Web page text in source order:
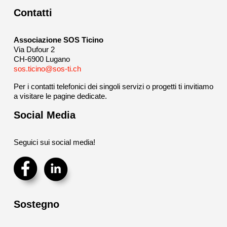
Contatti
Associazione SOS Ticino
Via Dufour 2
CH-6900 Lugano
sos.ticino@sos-ti.ch
Per i contatti telefonici dei singoli servizi o progetti ti invitiamo
a visitare le pagine dedicate.
Social Media
Seguici sui social media!
Sostegno